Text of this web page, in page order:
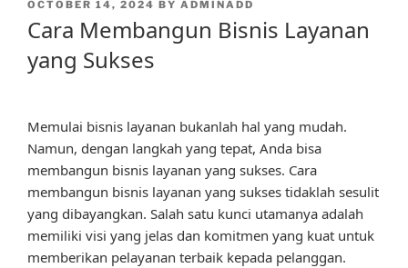
POSTED
OCTOBER 14, 2024 BY ADMINADD
Cara Membangun Bisnis Layanan
yang Sukses
Memulai bisnis layanan bukanlah hal yang mudah.
Namun, dengan langkah yang tepat, Anda bisa
membangun bisnis layanan yang sukses. Cara
membangun bisnis layanan yang sukses tidaklah sesulit
yang dibayangkan. Salah satu kunci utamanya adalah
memiliki visi yang jelas dan komitmen yang kuat untuk
memberikan pelayanan terbaik kepada pelanggan.